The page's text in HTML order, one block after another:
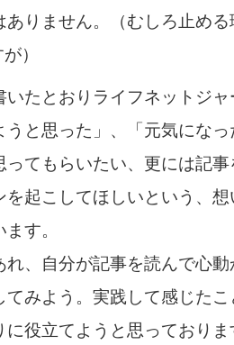
ありません。（むしろ止め
）
いたとおりライフネットジ
うと思った」、「元気にな
ってもらいたい、更には記
を起こしてほしいという、
す。
れ、自分が記事を読んで心
てみよう。実践して感じた
に役立てようと思っており